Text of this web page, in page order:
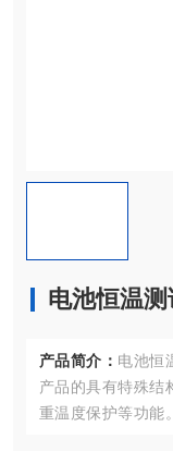
电池恒温
产品简介： 电池恒
产品的具有特殊结
重温度保护等功能